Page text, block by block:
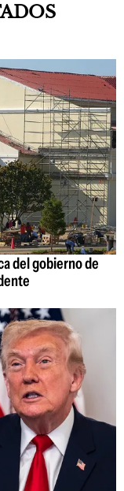
del gobierno de